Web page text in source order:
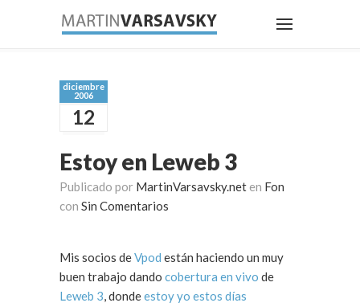
diciembre
2006
12
Estoy en Leweb 3
Publicado por MartinVarsavsky.net en Fon
con Sin Comentarios
Mis socios deVpod están haciendo un muy
buen trabajo dando cobertura en vivo de
Leweb 3, dondeestoy yo estos días